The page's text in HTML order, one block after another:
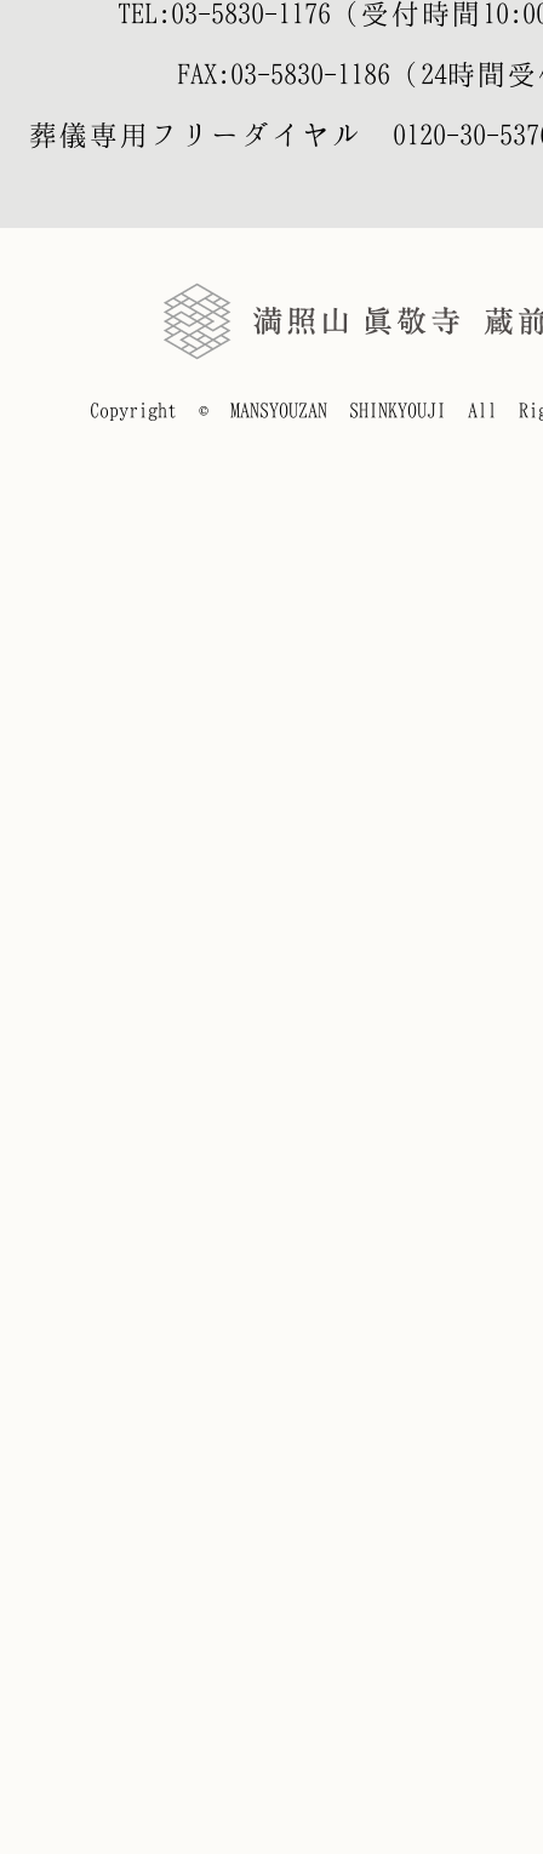
TEL: 03-5830-1176 （受付時間
FAX:03-5830-1186（24時間
葬儀専用フリーダイヤル 0120-30-
Copyright © MANSYOUZAN SHINKYOUJI All